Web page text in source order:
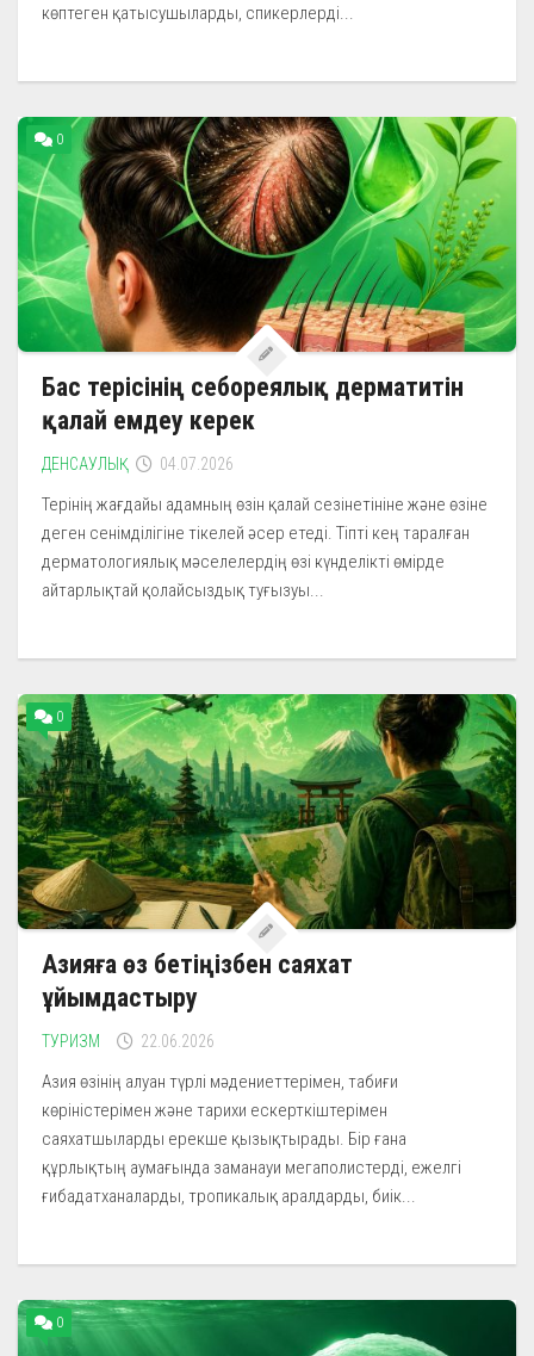
көптеген қатысушыларды, спикерлерді...
0
Бас терісінің себореялық дерматитін
қалай емдеу керек
ДЕНСАУЛЫҚ 04.07.2026
Терінің жағдайы адамның өзін қалай сезінетініне және өзіне
деген сенімділігіне тікелей әсер етеді. Тіпті кең таралған
дерматологиялық мәселелердің өзі күнделікті өмірде
айтарлықтай қолайсыздық туғызуы...
0
Азияға өз бетіңізбен саяхат
ұйымдастыру
ТУРИЗМ 22.06.2026
Азия өзінің алуан түрлі мәдениеттерімен, табиғи
көріністерімен және тарихи ескерткіштерімен
саяхатшыларды ерекше қызықтырады. Бір ғана
құрлықтың аумағында заманауи мегаполистерді, ежелгі
ғибадатханаларды, тропикалық аралдарды, биік...
0